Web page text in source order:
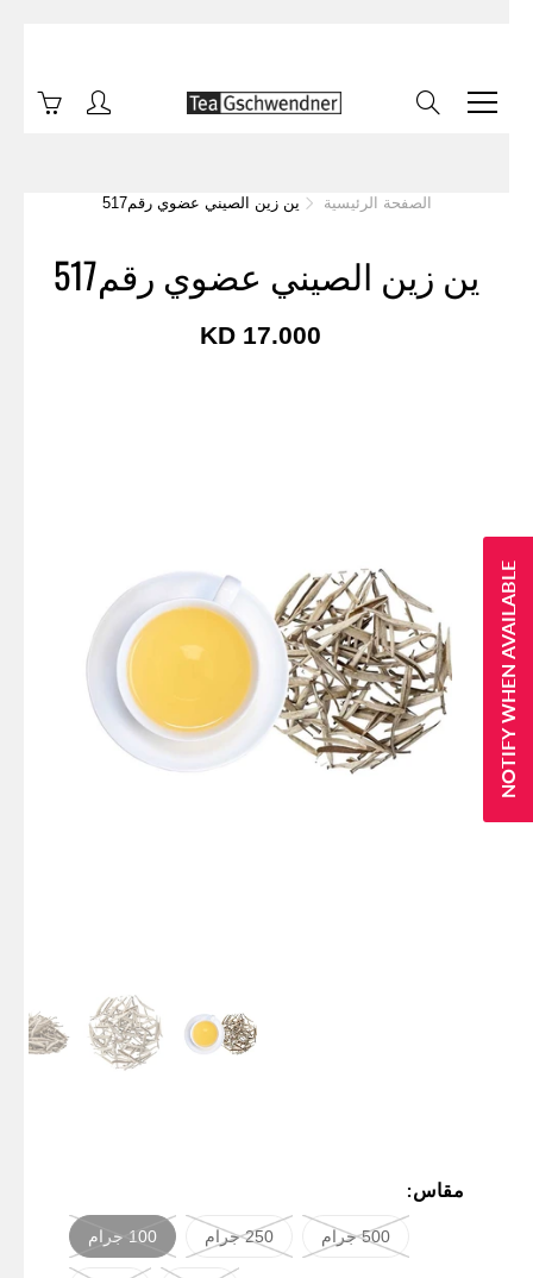
Content
Search
الصفحة الرئيسية ين زين الصيني عضوي رقم517
ين زين الصيني عضوي رقم517
17.000 KD
مقاس:
100 جرام 250 جرام 500 جرام
NOTIFY WHEN AVAILABLE